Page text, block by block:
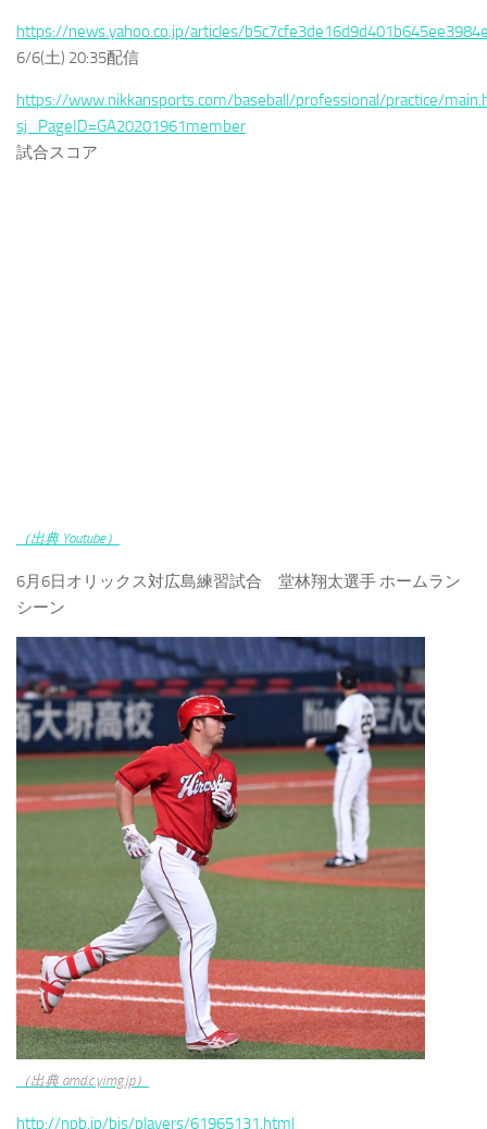
https://news.yahoo.co.jp/articles/
6/6(土) 20:35配信
https://www.nikkansports.com/baseball/professional/practice/
sj_PageID=GA20201961member
試合スコア
（出典 Youtube）
6月6日オリックス対広島練習試合 堂林翔太選手 ホームラン
シーン
（出典 amd.c.yimg.jp）
http://npb.jp/bis/players/61965131.html